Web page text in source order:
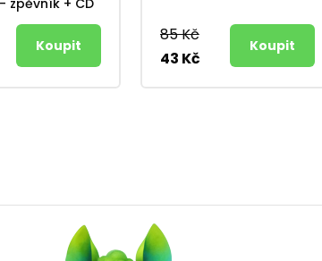
zpěvník + CD
85 Kč
43 Kč